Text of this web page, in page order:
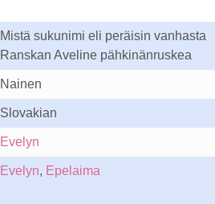
Mistä sukunimi eli peräisin vanhasta
Ranskan Aveline pähkinänruskea
Nainen
Slovakian
Evelyn
Evelyn, Epelaima